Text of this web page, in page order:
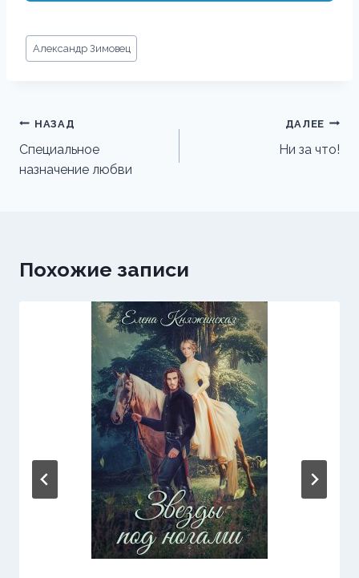
Метки
записи:
Александр Зимовец
Навигация
по
записям
НАЗАД
Специальное
назначение любви
ДАЛЕЕ
Ни за что!
Похожие записи